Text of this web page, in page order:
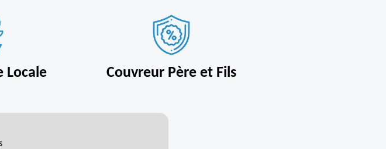
Locale Couvreur Père et Fils